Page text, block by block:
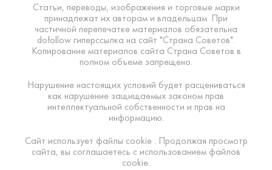
Статьи, переводы, изображения и торговые марки
принадлежат их авторам и владельцам. При
частичной перепечатке материалов обязательна
dofollow гиперссылка на сайт "Страна Советов".
Копирование материалов сайта Страна Советов в
полном объеме запрещено.
Нарушение настоящих условий будет расцениваться
как нарушение защищаемых законом прав
интеллектуальной собственности и прав на
информацию.
Сайт использует файлы cookie . Продолжая просмотр
сайта, вы соглашаетесь с использованием файлов
cookie.